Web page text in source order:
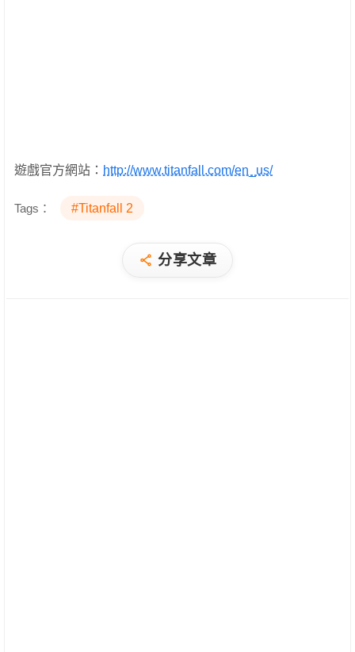
遊戲官方網站： http://www.titanfall.com/en_us/
Tags： #Titanfall 2
分享文章